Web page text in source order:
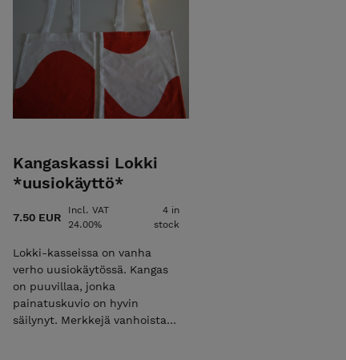
Kangaskassi Lokki
*uusiokäyttö*
7.50 EUR
Incl. VAT
24.00%
4 in
stock
Lokki-kasseissa on vanha
verho uusiokäytössä. Kangas
on puuvillaa, jonka
painatuskuvio on hyvin
säilynyt. Merkkejä vanhoista